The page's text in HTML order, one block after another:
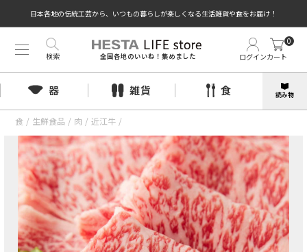
日本各地の伝統工芸から、いつもの暮らしが楽しくなる生活雑貨や食をお届け！
全国各地のいいね！集めました ログインカート
0
検索
器 雑貨 食 読み物
食 / 生鮮食品 / 肉 / 近江牛 /